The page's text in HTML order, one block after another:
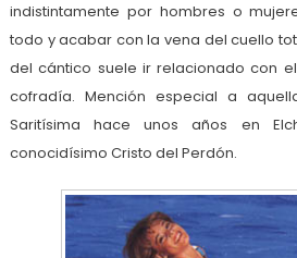
indistintamente por hombres o
todo y acabar con la vena del cuello
del cántico suele ir relacionado con
cofradía. Mención especial a
Saritísima hace unos años en
conocidísimo Cristo del Perdón.